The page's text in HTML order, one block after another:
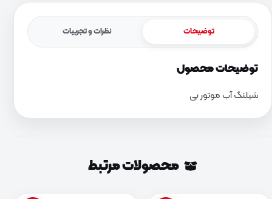
توضیحات نظرات و تجربیات
توضیحات محصول
شیلنگ آب موتور بی
محصولات مرتبط